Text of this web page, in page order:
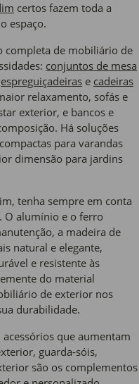
certos fazem toda a
espaço.
completa de mobiliário de
conjuntos de mesa
espreguiçadeiras e cadeiras
relaxamento, sofás e
exterior, e bancos e
Há soluções
para varandas
dimensão para jardins
tenha sempre em conta
O alumínio e o ferro
a madeira de
natural e elegante,
e resistente às
do material
de exterior nos
durabilidade.
que aumentam
guarda-sóis,
são os complementos